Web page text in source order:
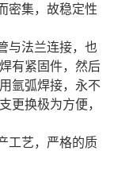
密集，故稳定性
与法兰连接，也
有紧固件，然后
氩弧焊接，永不
更换极为方便，
工艺，严格的质